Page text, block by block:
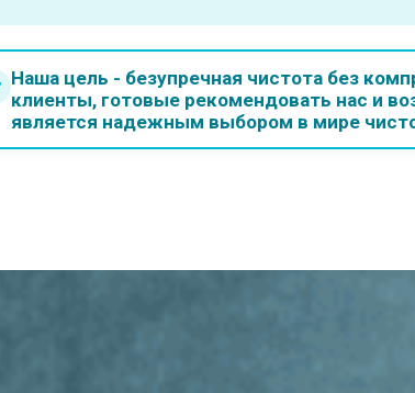
Наша цель - безупречная чистота без
клиенты, готовые рекомендовать нас и
является надежным выбором в мире